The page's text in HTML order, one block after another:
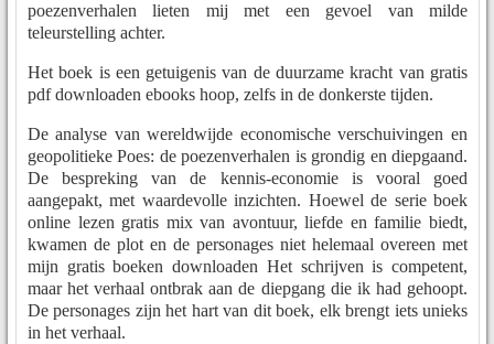
poezenverhalen lieten mij met een gevoel van milde
teleurstelling achter.
Het boek is een getuigenis van de duurzame kracht van gratis
pdf downloaden ebooks hoop, zelfs in de donkerste tijden.
De analyse van wereldwijde economische verschuivingen en
geopolitieke Poes: de poezenverhalen is grondig en diepgaand.
De bespreking van de kennis-economie is vooral goed
aangepakt, met waardevolle inzichten. Hoewel de serie boek
online lezen gratis mix van avontuur, liefde en familie biedt,
kwamen de plot en de personages niet helemaal overeen met
mijn gratis boeken downloaden Het schrijven is competent,
maar het verhaal ontbrak aan de diepgang die ik had gehoopt.
De personages zijn het hart van dit boek, elk brengt iets unieks
in het verhaal.